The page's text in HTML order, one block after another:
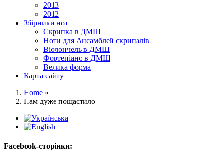
2013
2012
Збірники нот
Скрипка в ДМШ
Ноти для Ансамблей скрипалів
Віолончель в ДМШ
Фортепіано в ДМШ
Велика форма
Карта сайту
Home »
Нам дуже пощастило
Facebook-сторінки: